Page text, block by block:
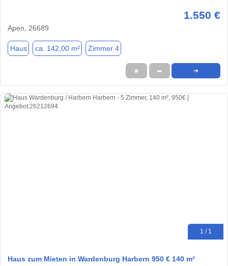
1.550 €
Apen, 26689
Haus ca. 142,00 m² Zimmer 4
★ ➦ ➜
1 / 1
Haus zum Mieten in Wardenburg Harbern 950 € 140 m²